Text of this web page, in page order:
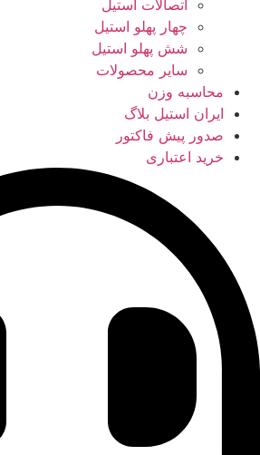
اتصالات استیل
چهار پهلو استیل
شش پهلو استیل
سایر محصولات
محاسبه وزن
ایران استیل بلاگ
صدور پیش فاکتور
خرید اعتباری